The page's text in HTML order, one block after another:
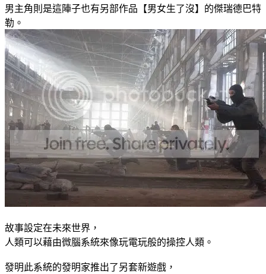
男主角則是這陣子也有另部作品【男女生了沒】的傑瑞德巴特
勒。
故事設定在未來世界，
人類可以藉由微腦系統來像玩電玩般的操控人類。
發明此系統的發明家推出了另套新遊戲，